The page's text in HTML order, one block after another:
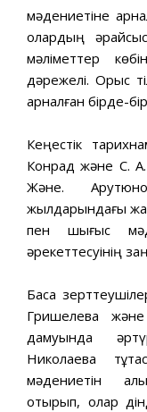
мәдениетіне
олардың
мәліметтер
дәрежелі. Орыс
арналған бірде-
Кеңестік
Конрад және С.
Және.
жылдарындағы
пен шығыс
әрекеттесуінің
Басқа
Гришелева
дамуында
Николаева
мәдениетін
отырып, олар